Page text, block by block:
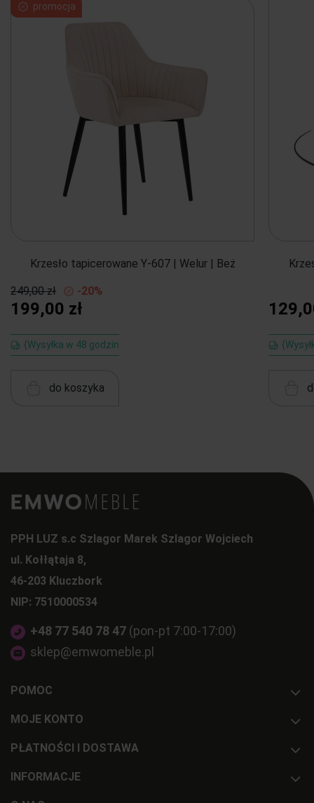
Krzesło tapicerowane Y-607 | Welur | Beż
249,00 zł -20%
199,00 zł
{Wysyłka w 48 godzin
do koszyka
promocja
PPH LUZ s.c Szlagor Marek Szlagor Wojciech
ul. Kołłątaja 8,
46-203 Kluczbork
NIP: 7510000534
+48 77 540 78 47 (pon-pt 7:00-17:00)
sklep@emwomeble.pl
POMOC
MOJE KONTO
PŁATNOŚCI I DOSTAWA
INFORMACJE